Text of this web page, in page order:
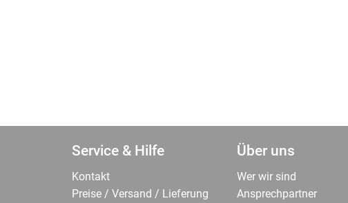
Service & Hilfe
Kontakt
Preise / Versand / Lieferung
Über uns
Wer wir sind
Ansprechpartner